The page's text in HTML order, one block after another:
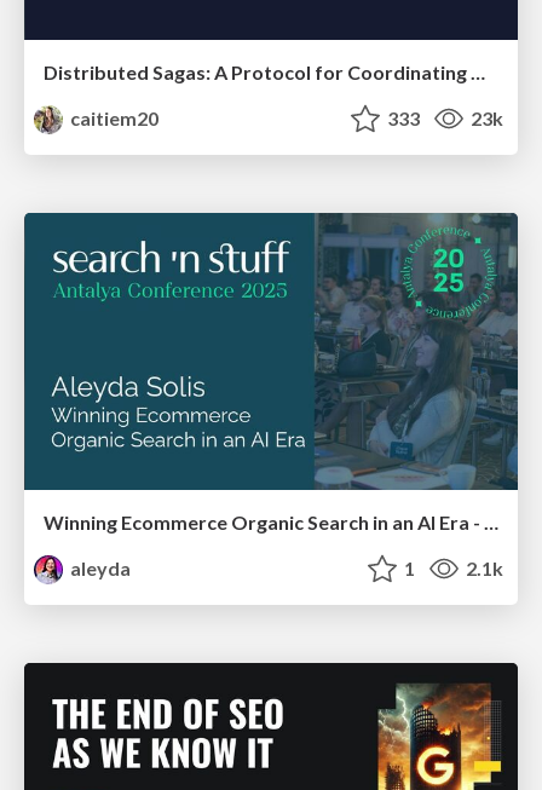
Distributed Sagas: A Protocol for Coordinating Microservices
caitiem20
333 23k
Winning Ecommerce Organic Search in an AI Era - #searchnstuff2025
aleyda
1 2.1k